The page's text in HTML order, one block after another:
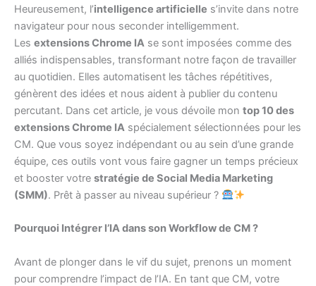
Heureusement, l’intelligence artificielle s’invite dans notre
navigateur pour nous seconder intelligemment.
Les extensions Chrome IA se sont imposées comme des
alliés indispensables, transformant notre façon de travailler
au quotidien. Elles automatisent les tâches répétitives,
génèrent des idées et nous aident à publier du contenu
percutant. Dans cet article, je vous dévoile mon top 10 des
extensions Chrome IA spécialement sélectionnées pour les
CM. Que vous soyez indépendant ou au sein d’une grande
équipe, ces outils vont vous faire gagner un temps précieux
et booster votre stratégie de Social Media Marketing
(SMM). Prêt à passer au niveau supérieur ?
Pourquoi Intégrer l’IA dans son Workflow de CM ?
Avant de plonger dans le vif du sujet, prenons un moment
pour comprendre l’impact de l’IA. En tant que CM, votre